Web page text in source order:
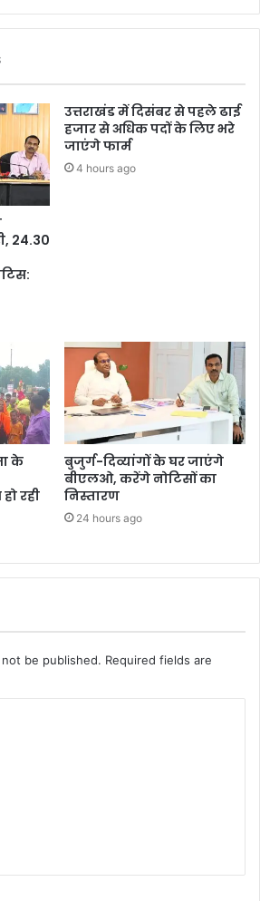
24.30
उत्तराखंड में दिसंबर से पहले ढाई
हजार से अधिक पदों के लिए भरे
जाएंगे फार्म
4 hours ago
के
रही
बुजुर्ग-दिव्यांगों के घर जाएंगे
बीएलओ, करेंगे नोटिसों का
निस्तारण
24 hours ago
be published. Required fields are